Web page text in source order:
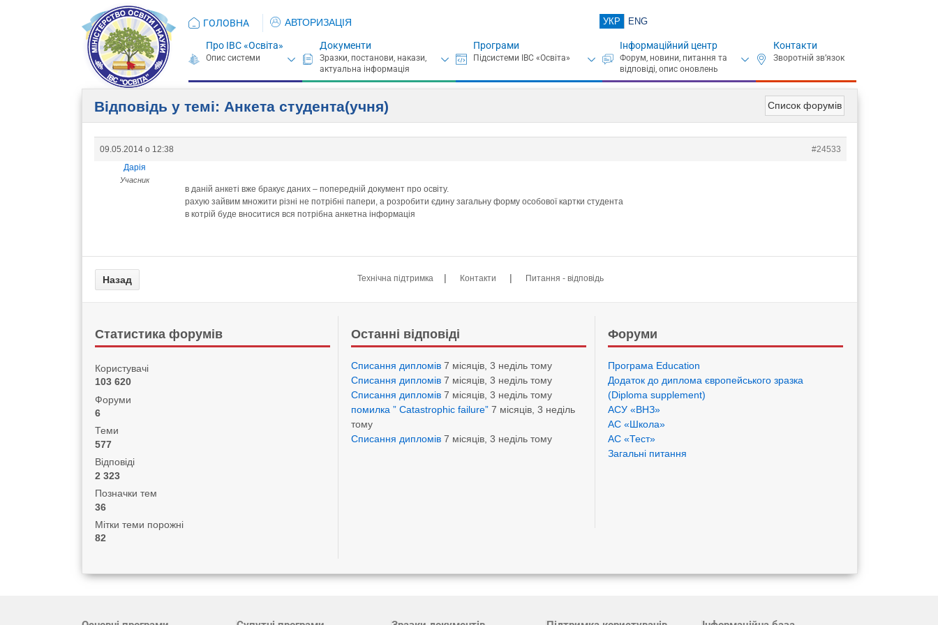
ГОЛОВНА АВТОРИЗАЦІЯ УКР ENG
Про ІВС «Освіта» Документи Програми Інформаційний центр Контакти
Список форумів
Відповідь у темі: Анкета студента(учня)
09.05.2014 о 12:38
#24533
Дарія
Учасник
в даній анкеті вже бракує даних – попередній документ про освіту.
рахую зайвим множити різні не потрібні папери, а розробити єдину загальну форму особової картки студента
в котрій буде вноситися вся потрібна анкетна інформація
Технічна підтримка | Контакти | Питання - відповідь
Статистика форумів
Користувачі
103 620
Форуми
6
Теми
577
Відповіді
2 323
Позначки тем
36
Мітки теми порожні
82
Останні відповіді
Списання дипломів 7 місяців, 3 неділь тому
Списання дипломів 7 місяців, 3 неділь тому
Списання дипломів 7 місяців, 3 неділь тому
помилка ” Catastrophic failure” 7 місяців, 3 неділь
тому
Списання дипломів 7 місяців, 3 неділь тому
Форуми
Програма Eduсation
Додаток до диплома європейського зразка
(Diploma supplement)
АСУ «ВНЗ»
АС «Школа»
АС «Тест»
Загальні питання